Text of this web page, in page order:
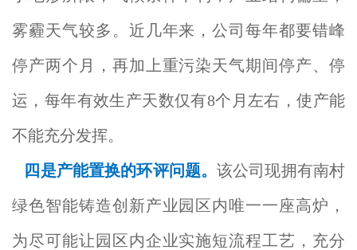
雾霾天气较多。近几年来，公司每年都要错峰
停产两个月，再加上重污染天气期间停产、停
运，每年有效生产天数仅有8个月左右，使产能
不能充分发挥。
四是产能置换的环评问题。该公司现拥有南村
绿色智能铸造创新产业园区内唯一一座高炉，
为尽可能让园区内企业实施短流程工艺，充分